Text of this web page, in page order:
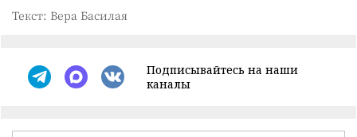
Текст: Вера Басилая
Подписывайтесь на наши
каналы